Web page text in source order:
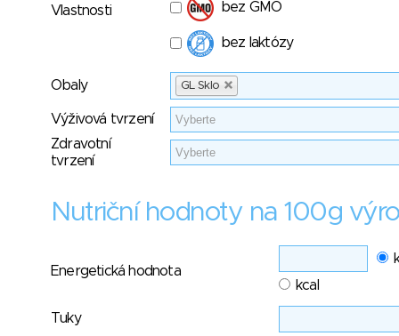
Vlastnosti bez GMO
bez laktózy
Obaly GL Sklo
Výživová tvrzení
Zdravotní
tvrzení
Nutriční hodnoty na 100g
Energetická hodnota
kcal
Tuky